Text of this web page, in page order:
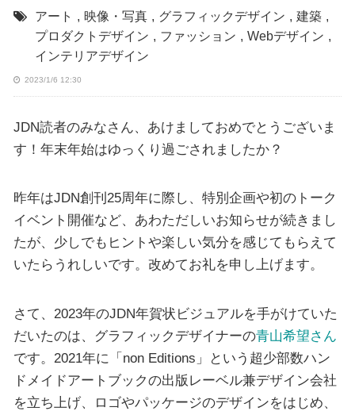
アート , 映像・写真 , グラフィックデザイン , 建築 ,
プロダクトデザイン , ファッション , Webデザイン ,
インテリアデザイン
2023/1/6 12:30
JDN読者のみなさん、あけましておめでとうございま
す！年末年始はゆっくり過ごされましたか？
昨年はJDN創刊25周年に際し、特別企画や初のトーク
イベント開催など、あわただしいお知らせが続きまし
たが、少しでもヒントや楽しい気分を感じてもらえて
いたらうれしいです。改めてお礼を申し上げます。
さて、2023年のJDN年賀状ビジュアルを手がけていた
だいたのは、グラフィックデザイナーの青山希望さん
です。2021年に「non Editions」という超少部数ハン
ドメイドアートブックの出版レーベル兼デザイン会社
を立ち上げ、ロゴやパッケージのデザインをはじめ、